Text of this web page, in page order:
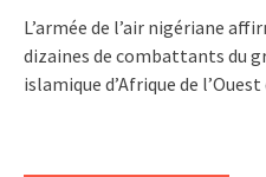
L’armée de l’air nigériane
dizaines de combattants du
islamique d’Afrique de